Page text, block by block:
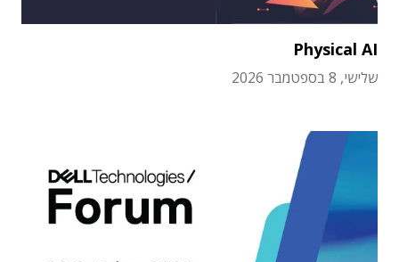
Physical AI
שלישי, 8 בספטמבר 2026